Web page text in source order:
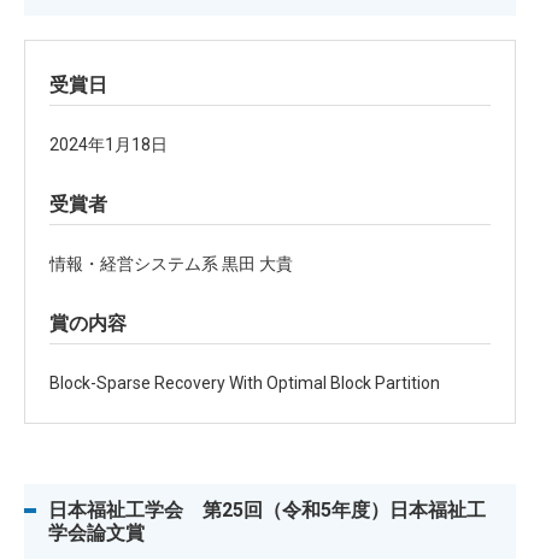
受賞日
2024年1月18日
受賞者
情報・経営システム系 黒田 大貴
賞の内容
Block-Sparse Recovery With Optimal Block Partition
日本福祉工学会 第25回（令和5年度）日本福祉工
学会論文賞